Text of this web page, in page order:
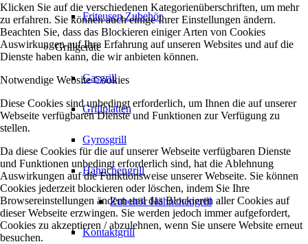
Friteusen Zubehör
Grillgeräte
Gasgrill
Grillplatten
Gyrosgrill
Hähnchengrill
Zubehör Hähnchengrill
Kontaktgrill
Klicken Sie auf die verschiedenen Kategorienüberschriften, um mehr
zu erfahren. Sie können auch einige Ihrer Einstellungen ändern.
Beachten Sie, dass das Blockieren einiger Arten von Cookies
Auswirkungen auf Ihre Erfahrung auf unseren Websites und auf die
Dienste haben kann, die wir anbieten können.
Notwendige Website Cookies
Diese Cookies sind unbedingt erforderlich, um Ihnen die auf unserer
Webseite verfügbaren Dienste und Funktionen zur Verfügung zu
stellen.
Da diese Cookies für die auf unserer Webseite verfügbaren Dienste
und Funktionen unbedingt erforderlich sind, hat die Ablehnung
Auswirkungen auf die Funktionsweise unserer Webseite. Sie können
Cookies jederzeit blockieren oder löschen, indem Sie Ihre
Browsereinstellungen ändern und das Blockieren aller Cookies auf
dieser Webseite erzwingen. Sie werden jedoch immer aufgefordert,
Cookies zu akzeptieren / abzulehnen, wenn Sie unsere Website erneut
besuchen.